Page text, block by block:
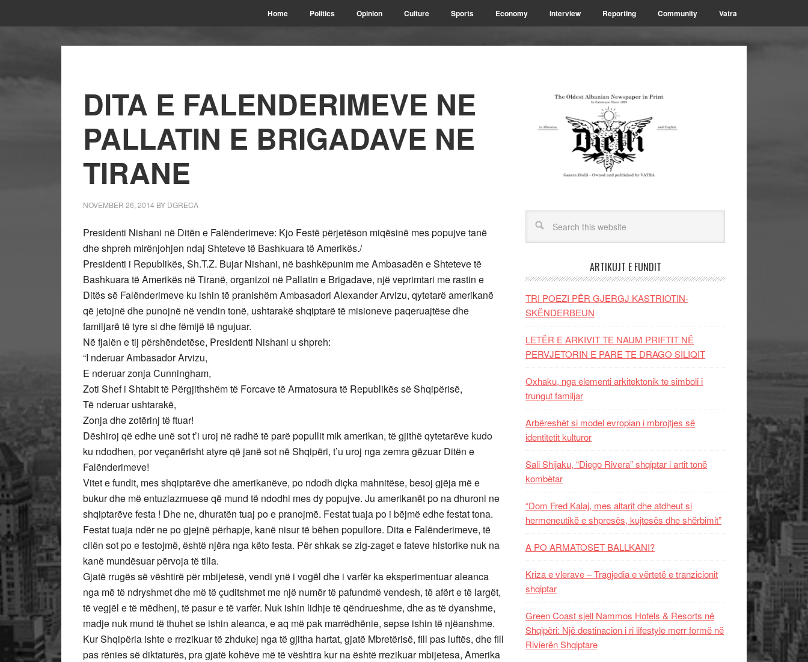
Home Politics Opinion Culture Sports Economy Interview Reporting Community Vatra
DITA E FALENDERIMEVE NE
PALLATIN E BRIGADAVE NE
TIRANE
NOVEMBER 26, 2014 BY DGRECA
Presidenti Nishani në Ditën e Falënderimeve: Kjo Festë përjetëson miqësinë mes popujve tanë
dhe shpreh mirënjohjen ndaj Shteteve të Bashkuara të Amerikës./
Presidenti i Republikës, Sh.T.Z. Bujar Nishani, në bashkëpunim me Ambasadën e Shteteve të
Bashkuara të Amerikës në Tiranë, organizoi në Pallatin e Brigadave, një veprimtari me rastin e
Ditës së Falënderimeve ku ishin të pranishëm Ambasadori Alexander Arvizu, qytetarë amerikanë
që jetojnë dhe punojnë në vendin tonë, ushtarakë shqiptarë të misioneve paqeruajtëse dhe
familjarë të tyre si dhe fëmijë të ngujuar.
Në fjalën e tij përshëndetëse, Presidenti Nishani u shpreh:
“I nderuar Ambasador Arvizu,
E nderuar zonja Cunningham,
Zoti Shef i Shtabit të Përgjithshëm të Forcave të Armatosura të Republikës së Shqipërisë,
Të nderuar ushtarakë,
Zonja dhe zotërinj të ftuar!
Dëshiroj që edhe unë sot t’i uroj në radhë të parë popullit mik amerikan, të gjithë qytetarëve kudo
ku ndodhen, por veçanërisht atyre që janë sot në Shqipëri, t’u uroj nga zemra gëzuar Ditën e
Falënderimeve!
Vitet e fundit, mes shqiptarëve dhe amerikanëve, po ndodh diçka mahnitëse, besoj gjëja më e
bukur dhe më entuziazmuese që mund të ndodhi mes dy popujve. Ju amerikanët po na dhuroni ne
shqiptarëve festa ! Dhe ne, dhuratën tuaj po e pranojmë. Festat tuaja po i bëjmë edhe festat tona.
Festat tuaja ndër ne po gjejnë përhapje, kanë nisur të bëhen popullore. Dita e Falënderimeve, të
cilën sot po e festojmë, është njëra nga këto festa. Për shkak se zig-zaget e fateve historike nuk na
kanë mundësuar përvoja të tilla.
Gjatë rrugës së vështirë për mbijetesë, vendi ynë i vogël dhe i varfër ka eksperimentuar aleanca
nga më të ndryshmet dhe më të çuditshmet me një numër të pafundmë vendesh, të afërt e të largët,
të vegjël e të mëdhenj, të pasur e të varfër. Nuk ishin lidhje të qëndrueshme, dhe as të dyanshme,
madje nuk mund të thuhet se ishin aleanca, e aq më pak marrëdhënie, sepse ishin të njëanshme.
Kur Shqipëria ishte e rrezikuar të zhdukej nga të gjitha hartat, gjatë Mbretërisë, fill pas luftës, dhe fill
pas rënies së diktaturës, pra gjatë kohëve më të vështira kur na është rrezikuar mbijetesa, Amerika
ARTIKUJT E FUNDIT
TRI POEZI PËR GJERGJ KASTRIOTIN-
SKËNDERBEUN
LETËR E ARKIVIT TE NAUM PRIFTIT NË
PERVJETORIN E PARE TE DRAGO SILIQIT
Oxhaku, nga elementi arkitektonik te simboli i
trungut familjar
Arbëreshët si model evropian i mbrojtjes së
identitetit kulturor
Sali Shijaku, “Diego Rivera” shqiptar i artit tonë
kombëtar
“Dom Fred Kalaj, mes altarit dhe atdheut si
hermeneutikë e shpresës, kujtesës dhe shërbimit”
A PO ARMATOSET BALLKANI?
Kriza e vlerave – Tragjedia e vërtetë e tranzicionit
shqiptar
Green Coast sjell Nammos Hotels & Resorts në
Shqipëri: Një destinacion i ri lifestyle merr formë në
Rivierën Shqiptare